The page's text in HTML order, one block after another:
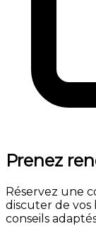
Prenez
Réservez une
discuter de vos
conseils